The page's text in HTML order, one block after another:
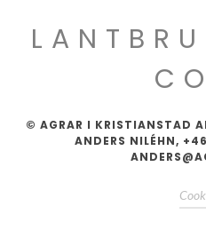
© AGRAR I KRISTIANSTAD
ANDERS NILÉHN,